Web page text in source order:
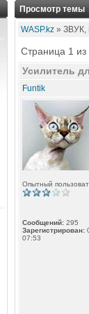
Просмотр темы
WASP.kz »
Страница 1 из
Усилитель
Funtik
Опытный
Сообщений: 295
Зарегистрирован:
07:53